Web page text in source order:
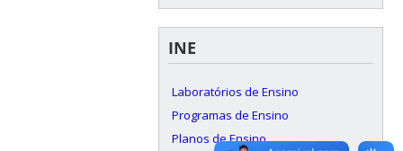
INE
Laboratórios de Ensino
Programas de Ensino
Planos de Ensino